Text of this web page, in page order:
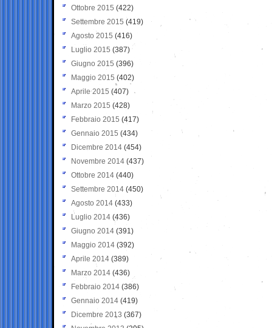
Ottobre 2015 (422)
Settembre 2015 (419)
Agosto 2015 (416)
Luglio 2015 (387)
Giugno 2015 (396)
Maggio 2015 (402)
Aprile 2015 (407)
Marzo 2015 (428)
Febbraio 2015 (417)
Gennaio 2015 (434)
Dicembre 2014 (454)
Novembre 2014 (437)
Ottobre 2014 (440)
Settembre 2014 (450)
Agosto 2014 (433)
Luglio 2014 (436)
Giugno 2014 (391)
Maggio 2014 (392)
Aprile 2014 (389)
Marzo 2014 (436)
Febbraio 2014 (386)
Gennaio 2014 (419)
Dicembre 2013 (367)